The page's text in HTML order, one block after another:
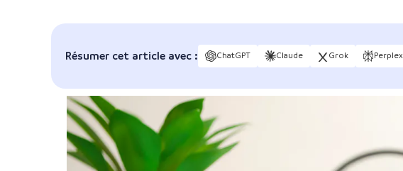
Résumer cet article avec : ChatGPT Claude Grok